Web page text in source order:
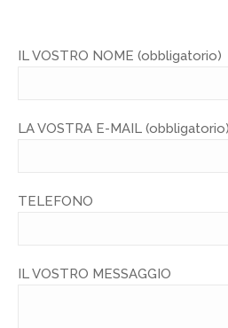
IL VOSTRO NOME (obbligatorio)
LA VOSTRA E-MAIL (obbligatorio)
TELEFONO
IL VOSTRO MESSAGGIO